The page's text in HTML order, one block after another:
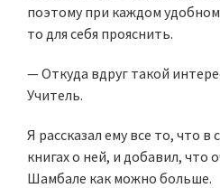
поэтому при каждом удобном
то для себя прояснить.
— Откуда вдруг такой
Учитель.
Я рассказал ему все то, что в
книгах о ней, и добавил, что
Шамбале как можно больше.